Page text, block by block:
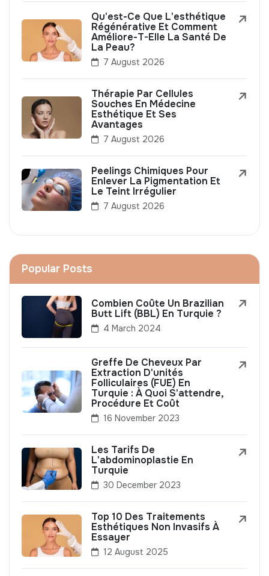
Qu'est-Ce Que L'esthétique
Régénérative Et Comment
Améliore-T-Elle La Santé De
La Peau?
7 August 2026
Thérapie Par Cellules
Souches En Médecine
Esthétique Et Ses
Avantages
7 August 2026
Peelings Chimiques Pour
Enlever La Pigmentation Et
Le Teint Irrégulier
7 August 2026
Popular Posts
Combien Coûte Un Brazilian
Butt Lift (BBL) En Turquie ?
4 March 2024
Greffe De Cheveux Par
Extraction D'unités
Folliculaires (FUE) En
Turquie : À Quoi S'attendre,
Procédure Et Coût
16 November 2023
Les Tarifs De
L'abdominoplastie En
Turquie
30 December 2023
Top 10 Des Traitements
Esthétiques Non Invasifs À
Essayer
12 August 2025